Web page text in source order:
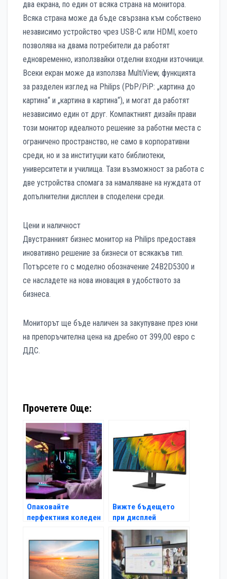
два екрана, по един от всяка страна на монитора.
Всяка страна може да бъде свързана към собствено
независимо устройство чрез USB-C или HDMI, което
позволява на двама потребители да работят
едновременно, използвайки отделни входни източници.
Всеки екран може да използва MultiView, функцията
за разделен изглед на Philips (PbP/PiP: „картина до
картина“ и „картина в картина“), и могат да работят
независимо един от друг. Компактният дизайн прави
този монитор идеалното решение за работни места с
ограничено пространство, не само в корпоративни
среди, но и за институции като библиотеки,
университети и училища. Тази възможност за работа с
две устройства спомага за намаляване на нуждата от
допълнителни дисплеи в споделени среди.
Цени и наличност
Двустранният бизнес монитор на Philips предоставя
иновативно решение за бизнеси от всякакъв тип.
Потърсете го с моделно обозначение 24B2D5300 и
се насладете на нова иновация в удобството за
бизнеса.
Мониторът ще бъде наличен за закупуване през юни
на препоръчителна цена на дребно от 399,00 евро с
ДДС.
Прочетете Още:
Опаковайте
перфектния коледен
Monitors за гейминг
или за офиса
Вижте бъдещето
при дисплей
технологиите с
Philips Monitors на
ISE 2024